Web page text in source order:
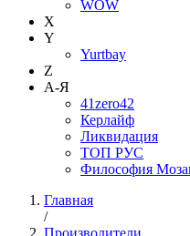
WOW
X
Y
Yurtbay
Z
А-Я
41zero42
Керлайф
Ликвидация
ТОП РУС
Философия
Главная
/
Производители